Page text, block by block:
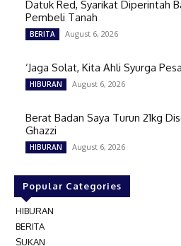
Datuk Red, Syarikat Diperintah
Pembeli Tanah
BERITA August 6, 2026
‘Jaga Solat, Kita Ahli Syurga
HIBURAN August 6, 2026
Berat Badan Saya Turun 21kg
Ghazzi
HIBURAN August 6, 2026
Popular Categories
HIBURAN
BERITA
SUKAN